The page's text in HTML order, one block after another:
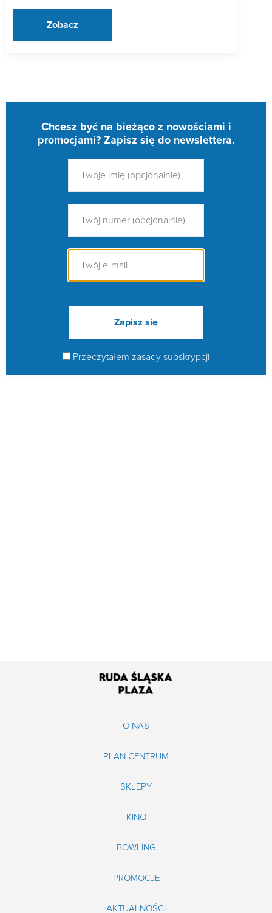
Zobacz
Chcesz być na bieżąco z nowościami i
promocjami? Zapisz się do newslettera.
Przeczytałem zasady subskrypcji
O NAS
PLAN CENTRUM
SKLEPY
KINO
BOWLING
PROMOCJE
AKTUALNOŚCI